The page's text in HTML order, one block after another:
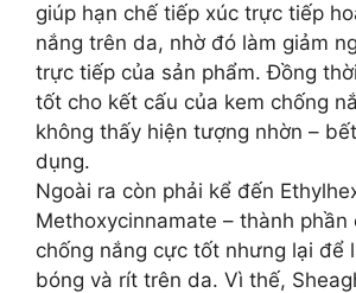
giúp hạn chế tiếp xúc trực tiếp
nắng trên da, nhờ đó làm giảm
trực tiếp của sản phẩm. Đồng
tốt cho kết cấu của kem chống
không thấy hiện tượng nhờn –
dụng.
Ngoài ra còn phải kể đến
Methoxycinnamate – thành phần
chống nắng cực tốt nhưng lại để
bóng và rít trên da. Vì thế,